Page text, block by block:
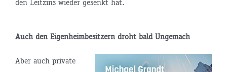
den Leitzins wieder gesenkt hat.
Auch den Eigenheimbesitzern droht bald Ungemach
Aber auch private